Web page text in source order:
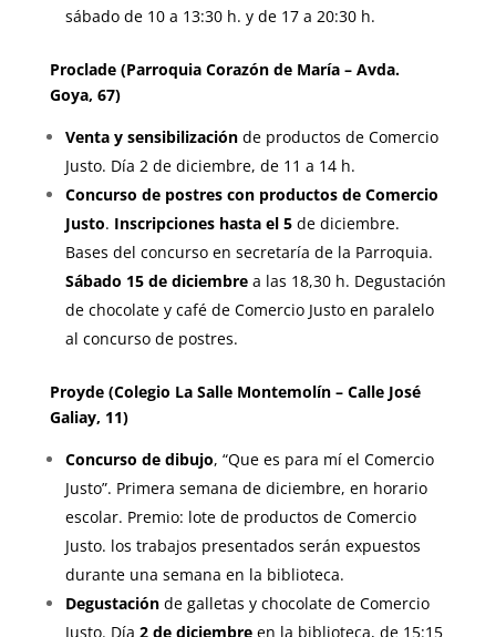
sábado de 10 a 13:30 h. y de 17 a 20:30 h.
Proclade (Parroquia Corazón de María – Avda.
Goya, 67)
Venta y sensibilizaciónde productos de Comercio
Justo. Día 2 de diciembre, de 11 a 14 h.
Concurso de postres con productos de Comercio
Justo. Inscripciones hasta el 5de diciembre.
Bases del concurso en secretaría de la Parroquia.
Sábado 15 de diciembrea las 18,30 h. Degustación
de chocolate y café de Comercio Justo en paralelo
al concurso de postres.
Proyde (Colegio La Salle Montemolín – Calle José
Galiay, 11)
Concurso de dibujo, “Que es para mí el Comercio
Justo”. Primera semana de diciembre, en horario
escolar. Premio: lote de productos de Comercio
Justo. los trabajos presentados serán expuestos
durante una semana en la biblioteca.
Degustación de galletas y chocolate de Comercio
Justo. Día 2 de diciembreen la biblioteca, de 15:15